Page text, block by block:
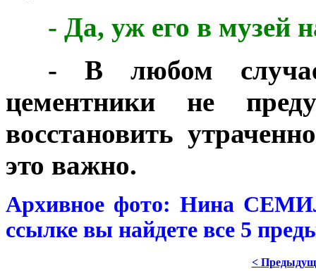
- Да, уж его в музей
- В любом
цементники не
восстановить
это важно.
Архивное фото: Нина
ссылке вы найдете все 5
<